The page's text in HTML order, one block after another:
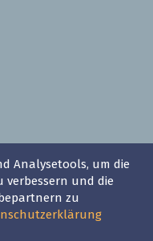
Analysetools, um die
verbessern und die
zu